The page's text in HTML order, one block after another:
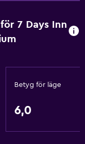
7 Days Inn
Betyg för läge
6,0